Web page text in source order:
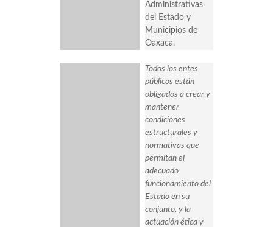
Administrativas
del Estado y
Municipios de
Oaxaca.
Todos los entes
públicos están
obligados a crear y
mantener
condiciones
estructurales y
normativas que
permitan el
adecuado
funcionamiento del
Estado en su
conjunto, y la
actuación ética y